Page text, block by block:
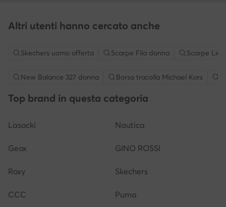
Altri utenti hanno cercato anche
Skechers uomo offerta Scarpe Fila donna Scarpe Liu
New Balance 327 donna Borsa tracolla Michael Kors
Top brand in questa categoria
Lasocki Nautica
Geox GINO ROSSI
Roxy Skechers
CCC Puma